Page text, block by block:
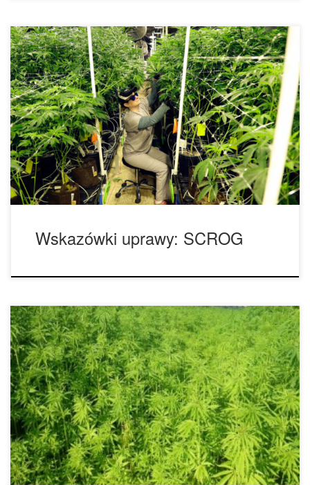
Metoda „Screen of Green”, lepiej znana jako „ScrOG”, jest
techniką, która pomaga stworzyć piękny, równomierny
baldachim, jednocześnie optymalizując wydajność na metr
kwadratowy. Wszystko polega na manipulowaniu gałęziami
rośliny tak, aby rosły w poziomie, a nie w pionie, aby więcej
węzłów kwiatowych miało dostęp do źródła energii (do
światła!). ScrOG jest […]
Wskazówki uprawy: SCROG
Możesz uprawiać marihuanę outdoor od końca wiosny aż
do połowy lipca. Sadzenie wcześniej z pewnością zapewni
ci większe rośliny. Późny start może natomiast uchronić
rośliny przed zbytecznym wyrośnięciem przed fazą
kwitnienia. Rośliny mogą być umieszczone w glebie
ogrodowej gdzie ogólnie dobrze sobie radzą, lub mogą być
uprawiane w dużych donicach/ […]